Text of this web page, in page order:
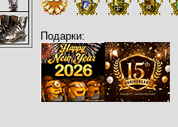
Подарки: